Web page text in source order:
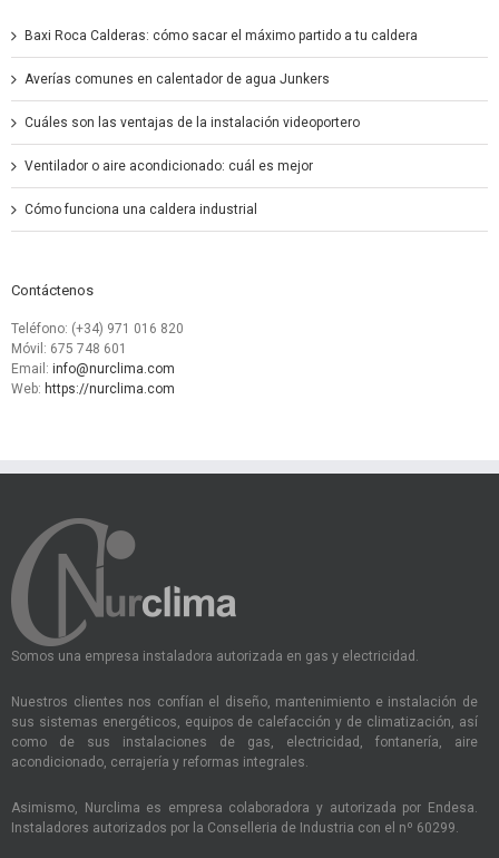
Baxi Roca Calderas: cómo sacar el máximo partido a tu caldera
Averías comunes en calentador de agua Junkers
Cuáles son las ventajas de la instalación videoportero
Ventilador o aire acondicionado: cuál es mejor
Cómo funciona una caldera industrial
Contáctenos
Teléfono: (+34) 971 016 820
Móvil: 675 748 601
Email: info@nurclima.com
Web: https://nurclima.com
Somos una empresa instaladora autorizada en gas y electricidad.
Nuestros clientes nos confían el diseño, mantenimiento e instalación de
sus sistemas energéticos, equipos de calefacción y de climatización, así
como de sus instalaciones de gas, electricidad, fontanería, aire
acondicionado, cerrajería y reformas integrales.
Asimismo, Nurclima es empresa colaboradora y autorizada por Endesa.
Instaladores autorizados por la Conselleria de Industria con el nº 60299.